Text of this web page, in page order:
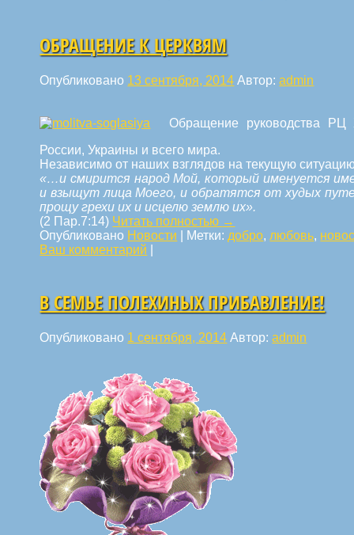
ОБРАЩЕНИЕ К ЦЕРКВЯМ
Опубликовано 13 сентября, 2014 Автор:admin
Обращение руководства РЦ
России, Украины и всего мира.
Независимо от наших взглядов на текущую
«…и смирится народ Мой, который именуется
и взыщут лица Моего, и обратятся от худых
прощу грехи их и исцелю землю их».
(2 Пар.7:14) Читать полностью →
Опубликовано Новости Метки: добро, любовь,
Ваш комментарий
В СЕМЬЕ ПОЛЕХИНЫХ ПРИБАВЛЕНИЕ!
Опубликовано 1 сентября, 2014 Автор:admin